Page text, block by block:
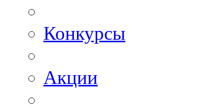
Конкурсы
Акции